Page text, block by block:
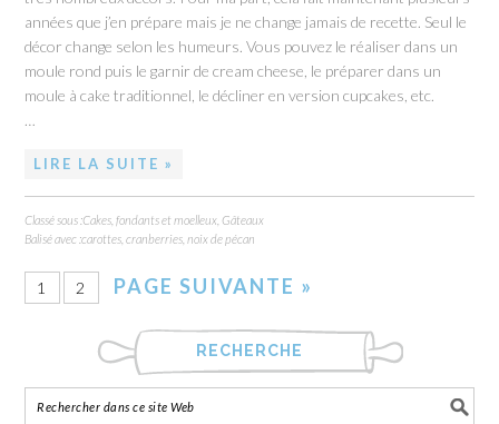
années que j’en prépare mais je ne change jamais de recette. Seul le
décor change selon les humeurs. Vous pouvez le réaliser dans un
moule rond puis le garnir de cream cheese, le préparer dans un
moule à cake traditionnel, le décliner en version cupcakes, etc.
…
LIRE LA SUITE »
Classé sous :Cakes, fondants et moelleux ,Gâteaux
Balisé avec :carottes ,cranberries ,noix de pécan
1 2 PAGE SUIVANTE »
RECHERCHE